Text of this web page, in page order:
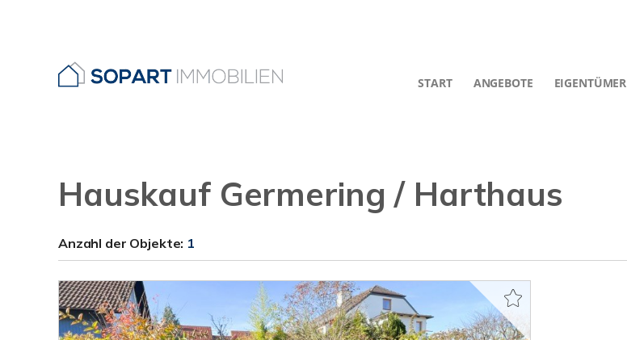
START ANGEBOTE EIGENTÜMER
Hauskauf Germering / Harthaus
Anzahl der Objekte: 1